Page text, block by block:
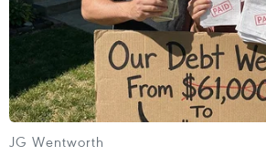
JG Wentworth